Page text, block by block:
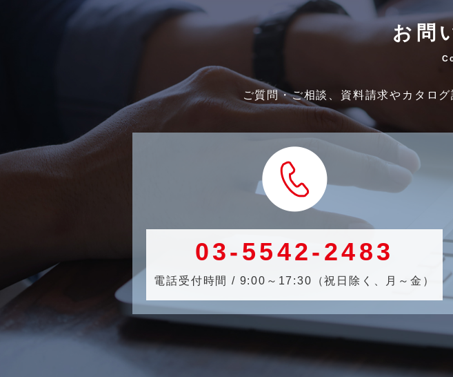
お問
ご質問・ご相談、資料請求やカタロ
03-5542-2483
電話受付時間 / 9:00～17:30（祝日除く、月～金）